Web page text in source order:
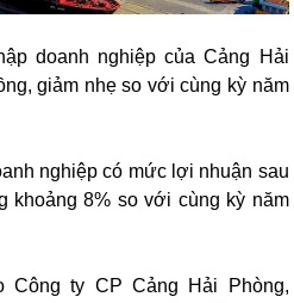
doanh nghiệp của Cảng Hải
giảm nhẹ so với cùng kỳ năm
nghiệp có mức lợi nhuận sau
khoảng 8% so với cùng kỳ năm
Công ty CP Cảng Hải Phòng,